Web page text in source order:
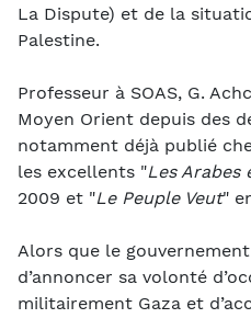
La Dispute) et de la
Palestine.
Professeur à SOAS, G.
Moyen Orient depuis des
notamment déjà publié
les excellents "Les Arabes
2009 et "Le Peuple Veut"
Alors que le
d’annoncer sa volonté
militairement Gaza et